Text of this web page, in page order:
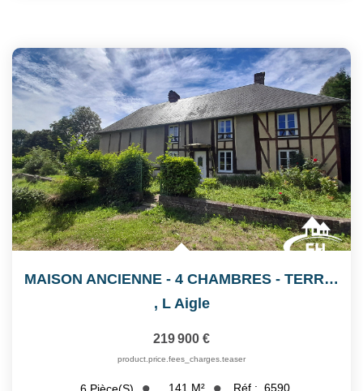
MAISON ANCIENNE - 4 CHAMBRES - TERRAIN 9 630 M²
, L Aigle
219 900 €
product.price.fees_charges.teaser
6 Pièce(s) 141 M² Réf : 6590